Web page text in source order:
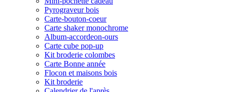
Pyrograveur bois
Carte-bouton-coeur
Carte shaker monochrome
Album-accordeon-ours
Carte cube pop-up
Kit broderie colombes
Carte Bonne année
Flocon et maisons bois
Kit broderie